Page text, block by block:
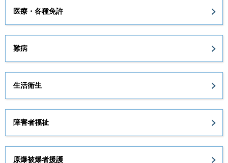
医療・各種免許
難病
生活衛生
障害者福祉
原爆被爆者援護